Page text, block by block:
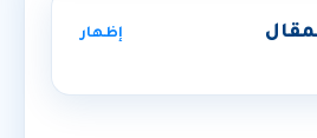
إظهار